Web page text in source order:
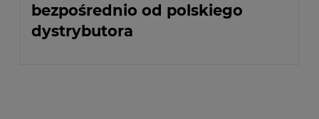
bezpośrednio od polskiego
dystrybutora